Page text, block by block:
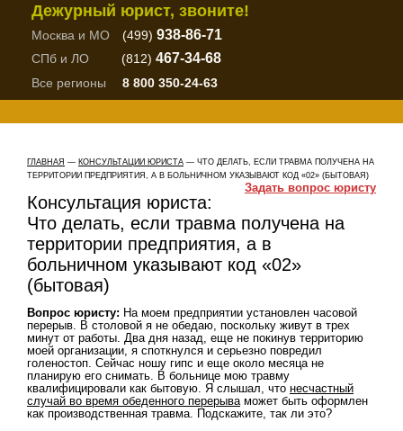
Дежурный юрист, звоните!
Москва и МО (499) 938-86-71
СПб и ЛО (812) 467-34-68
Все регионы 8 800 350-24-63
ГЛАВНАЯ — КОНСУЛЬТАЦИИ ЮРИСТА — ЧТО ДЕЛАТЬ, ЕСЛИ ТРАВМА ПОЛУЧЕНА НА
ТЕРРИТОРИИ ПРЕДПРИЯТИЯ, А В БОЛЬНИЧНОМ УКАЗЫВАЮТ КОД «02» (БЫТОВАЯ)
Задать вопрос юристу
Консультация юриста:
Что делать, если травма получена на
территории предприятия, а в
больничном указывают код «02»
(бытовая)
Вопрос юристу: На моем предприятии установлен часовой
перерыв. В столовой я не обедаю, поскольку живут в трех
минут от работы. Два дня назад, еще не покинув территорию
моей организации, я споткнулся и серьезно повредил
голеностоп. Сейчас ношу гипс и еще около месяца не
планирую его снимать. В больнице мою травму
квалифицировали как бытовую. Я слышал, что несчастный
случай во время обеденного перерываможет быть оформлен
как производственная травма. Подскажите, так ли это?